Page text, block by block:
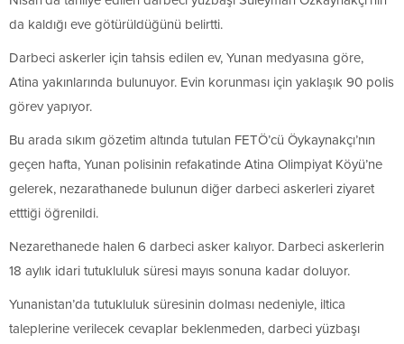
da kaldığı eve götürüldüğünü belirtti.
Darbeci askerler için tahsis edilen ev, Yunan medyasına göre,
Atina yakınlarında bulunuyor. Evin korunması için yaklaşık 90 polis
görev yapıyor.
Bu arada sıkım gözetim altında tutulan FETÖ’cü Öykaynakçı’nın
geçen hafta, Yunan polisinin refakatinde Atina Olimpiyat Köyü’ne
gelerek, nezarathanede bulunun diğer darbeci askerleri ziyaret
etttiği öğrenildi.
Nezarethanede halen 6 darbeci asker kalıyor. Darbeci askerlerin
18 aylık idari tutukluluk süresi mayıs sonuna kadar doluyor.
Yunanistan’da tutukluluk süresinin dolması nedeniyle, iltica
taleplerine verilecek cevaplar beklenmeden, darbeci yüzbaşı